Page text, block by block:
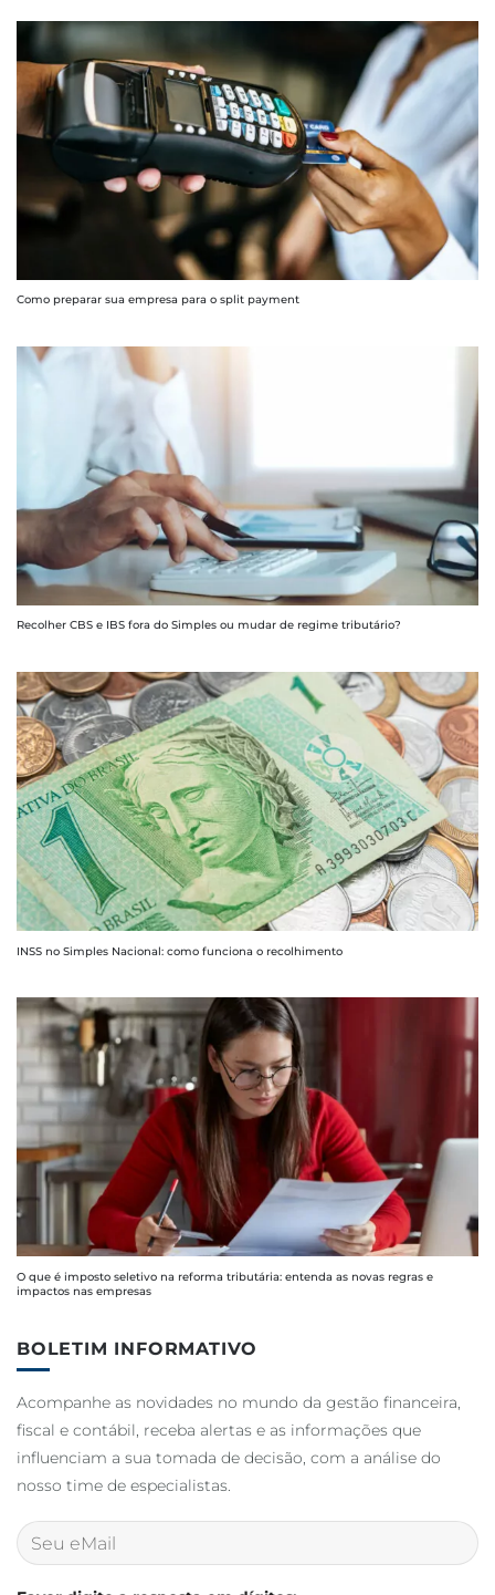
Como preparar sua empresa para o split payment
Recolher CBS e IBS fora do Simples ou mudar de regime tributário?
INSS no Simples Nacional: como funciona o recolhimento
O que é imposto seletivo na reforma tributária: entenda as novas regras e
impactos nas empresas
BOLETIM INFORMATIVO
Acompanhe as novidades no mundo da gestão financeira,
fiscal e contábil, receba alertas e as informações que
influenciam a sua tomada de decisão, com a análise do
nosso time de especialistas.